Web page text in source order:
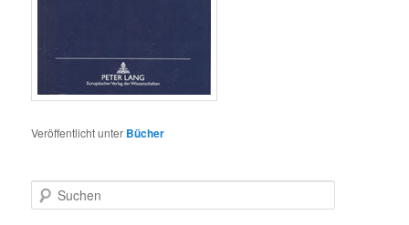
Veröffentlicht unter Bücher
u